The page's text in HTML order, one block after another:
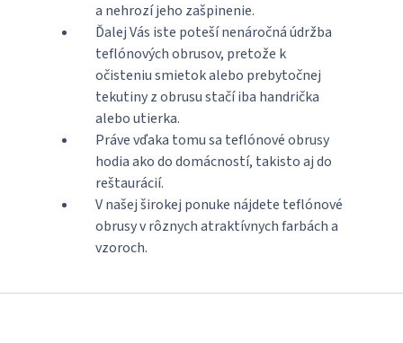
a nehrozí jeho zašpinenie.
Ďalej Vás iste poteší nenáročná údržba
teflónových obrusov, pretože k
očisteniu smietok alebo prebytočnej
tekutiny z obrusu stačí iba handrička
alebo utierka.
Práve vďaka tomu sa teflónové obrusy
hodia ako do domácností, takisto aj do
reštaurácií.
V našej širokej ponuke nájdete teflónové
obrusy v rôznych atraktívnych farbách a
vzoroch.